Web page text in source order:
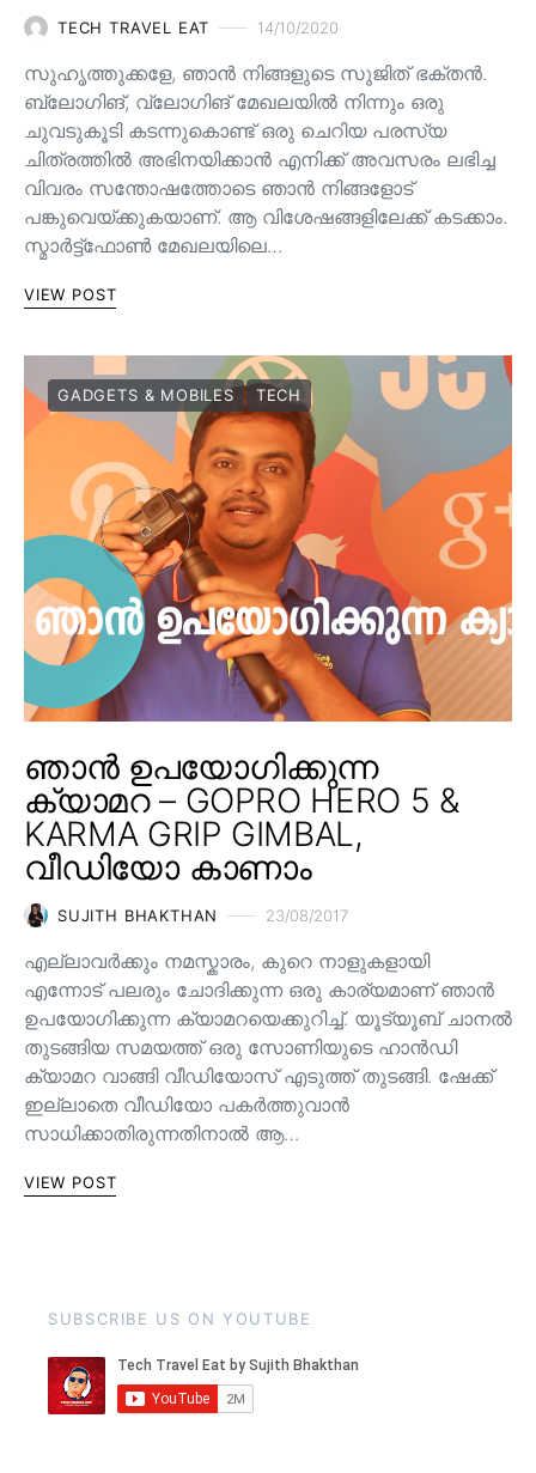
TECH TRAVEL EAT 14/10/2020
സുഹൃത്തുക്കളേ, ഞാൻ നിങ്ങളുടെ സുജിത് ഭക്തൻ.
ബ്ലോഗിങ്, വ്ലോഗിങ് മേഖലയിൽ നിന്നും ഒരു
ചുവടുകൂടി കടന്നുകൊണ്ട് ഒരു ചെറിയ പരസ്യ
ചിത്രത്തിൽ അഭിനയിക്കാൻ എനിക്ക് അവസരം ലഭിച്ച
വിവരം സന്തോഷത്തോടെ ഞാൻ നിങ്ങളോട്
പങ്കുവെയ്ക്കുകയാണ്. ആ വിശേഷങ്ങളിലേക്ക് കടക്കാം.
സ്മാർട്ട്ഫോൺ മേഖലയിലെ…
VIEW POST
GADGETS & MOBILES TECH
ഞാൻ ഉപയോഗിക്കുന്ന
ക്യാമറ – GOPRO HERO 5 &
KARMA GRIP GIMBAL,
വീഡിയോ കാണാം
SUJITH BHAKTHAN 23/08/2017
എല്ലാവർക്കും നമസ്കാരം, കുറെ നാളുകളായി
എന്നോട് പലരും ചോദിക്കുന്ന ഒരു കാര്യമാണ് ഞാൻ
ഉപയോഗിക്കുന്ന ക്യാമറയെക്കുറിച്ച്. യൂട്യൂബ് ചാനൽ
തുടങ്ങിയ സമയത്ത് ഒരു സോണിയുടെ ഹാൻഡി
ക്യാമറ വാങ്ങി വീഡിയോസ് എടുത്ത് തുടങ്ങി. ഷേക്ക്
ഇല്ലാതെ വീഡിയോ പകർത്തുവാൻ
സാധിക്കാതിരുന്നതിനാൽ ആ…
VIEW POST
SUBSCRIBE US ON YOUTUBE